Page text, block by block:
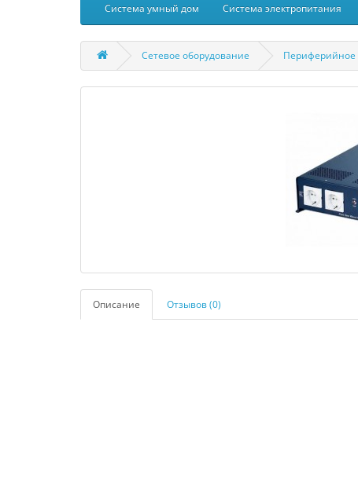
Система умный дом Система электропитания
Сетевое оборудование Периферийное
Описание Отзывов (0)